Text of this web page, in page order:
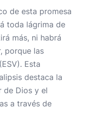
de esta promesa
toda lágrima de
más, ni habrá
porque las
Esta
destaca la
de Dios y el
a través de